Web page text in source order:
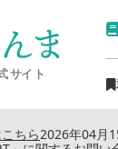
2026年04月
ちら